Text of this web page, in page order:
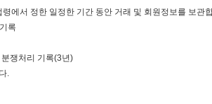
에서 정한 일정한 기간 동안 거래 및 회원정보를 보관
록
쟁처리 기록(3년)
.